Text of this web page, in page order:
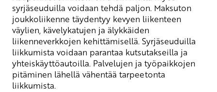
syrjäseuduilla voidaan tehdä paljon. Maksuton
joukkoliikenne täydentyy kevyen liikenteen
väylien, kävelykatujen ja älykkäiden
liikenneverkkojen kehittämisellä. Syrjäseuduilla
liikkumista voidaan parantaa kutsutakseilla ja
yhteiskäyttöautoilla. Palvelujen ja työpaikkojen
pitäminen lähellä vähentää tarpeetonta
liikkumista.